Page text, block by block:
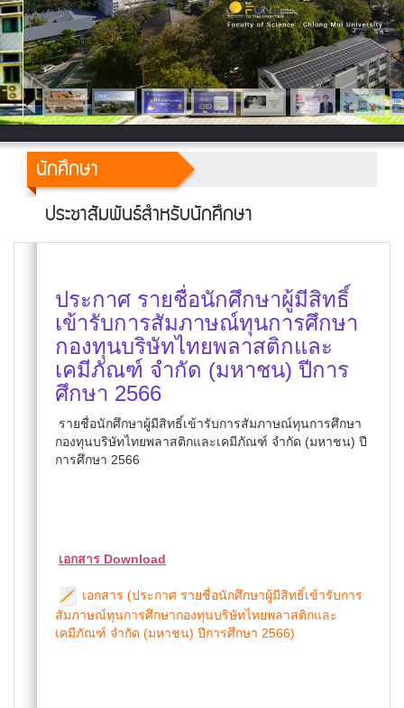
นักศึกษา
ประชาสัมพันธ์สำหรับนักศึกษา
ประกาศ รายชื่อนักศึกษาผู้มีสิทธิ์
เข้ารับการสัมภาษณ์ทุนการศึกษา
กองทุนบริษัทไทยพลาสติกและ
เคมีภัณฑ์ จำกัด (มหาชน) ปีการ
ศึกษา 2566
รายชื่อนักศึกษาผู้มีสิทธิ์เข้ารับการสัมภาษณ์ทุนการศึกษา
กองทุนบริษัทไทยพลาสติกและเคมีภัณฑ์ จำกัด (มหาชน) ปี
การศึกษา 2566
เอกสาร Download
เอกสาร (ประกาศ รายชื่อนักศึกษาผู้มีสิทธิ์เข้ารับการ
สัมภาษณ์ทุนการศึกษากองทุนบริษัทไทยพลาสติกและ
เคมีภัณฑ์ จำกัด (มหาชน) ปีการศึกษา 2566)